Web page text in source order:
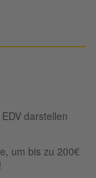
darstellen
um bis zu 200€